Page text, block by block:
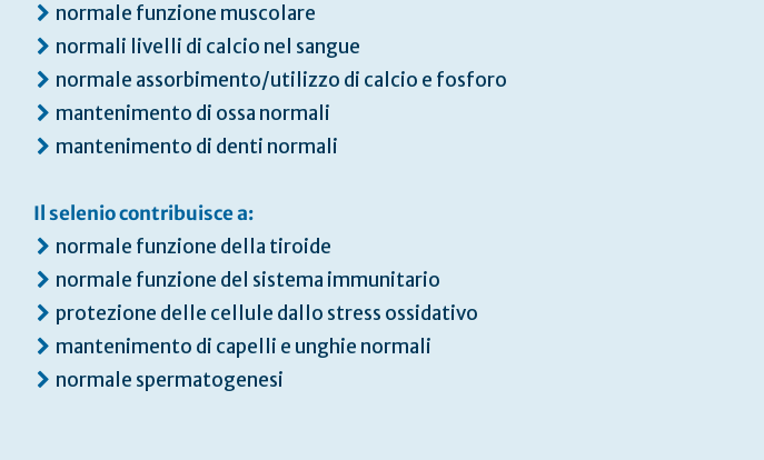
normale funzione muscolare
normali livelli di calcio nel sangue
normale assorbimento/utilizzo di calcio e fosforo
mantenimento di ossa normali
mantenimento di denti normali
Il selenio contribuisce a:
normale funzione della tiroide
normale funzione del sistema immunitario
protezione delle cellule dallo stress ossidativo
mantenimento di capelli e unghie normali
normale spermatogenesi